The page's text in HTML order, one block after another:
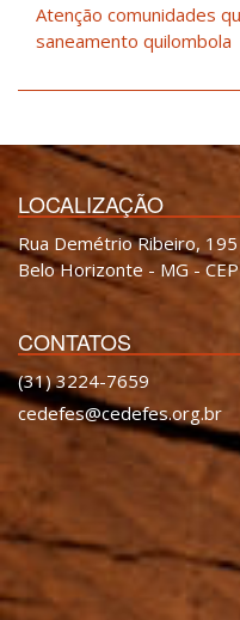
Atenção comunidades
saneamento quilombola
LOCALIZAÇÃO
Rua Demétrio Ribeiro,
Belo Horizonte - MG -
CONTATOS
(31) 3224-7659
cedefes@cedefes.org.br